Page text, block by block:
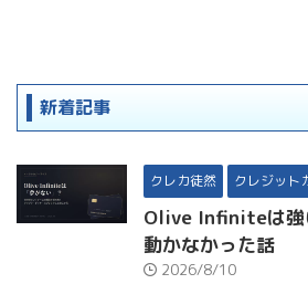
新着記事
クレカ徒然 クレジット
Olive Infiniteは強
動かなかった話
2026/8/10